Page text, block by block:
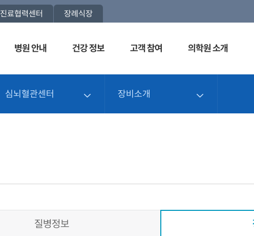
진료협력센터 장례식장
병원 안내 건강 정보 고객 참여 의학원 소개
심뇌혈관센터 장비소개
질병정보